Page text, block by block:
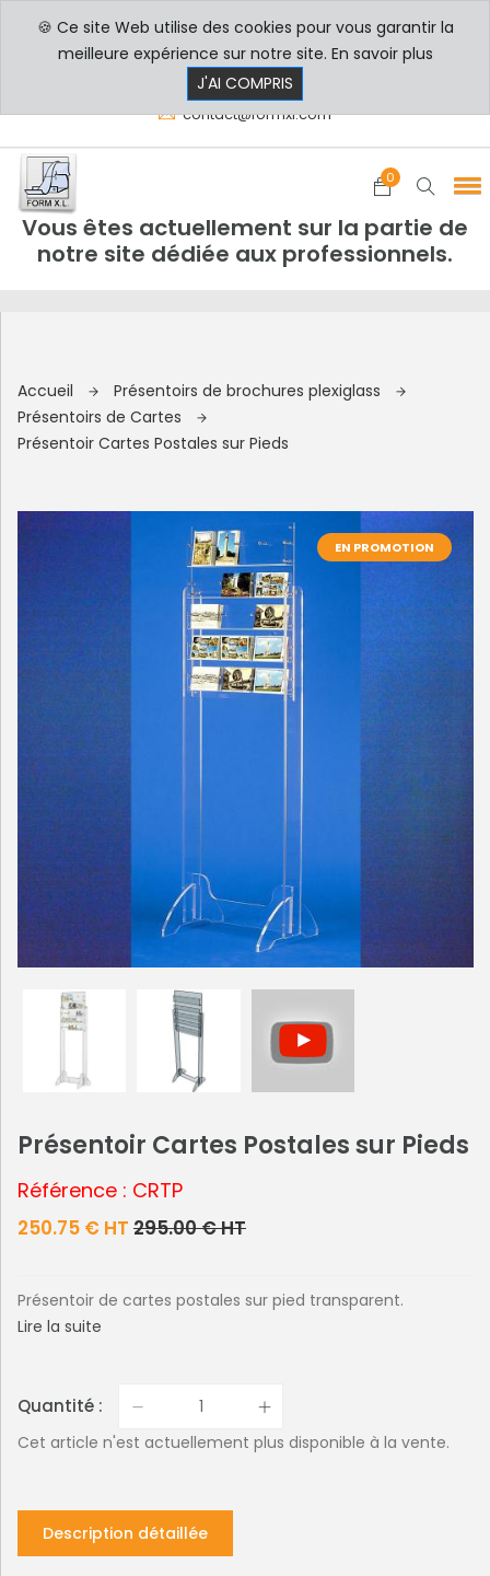
PROFESSIONNELS PARTICULIERS
contact@formxl.com
0
Vous êtes actuellement sur la partie de
notre site dédiée aux professionnels.
Accueil
Présentoirs de brochures plexiglass
Présentoirs de Cartes
Présentoir Cartes Postales sur Pieds
EN PROMOTION
Présentoir Cartes Postales sur Pieds
Référence : CRTP
250.75 € HT 295.00 € HT
Présentoir de cartes postales sur pied transparent.
Lire la suite
Quantité :
Cet article n'est actuellement plus disponible à la vente.
Description détaillée
🍪 Ce site Web utilise des cookies pour vous garantir la
meilleure expérience sur notre site. En savoir plus
J'AI COMPRIS